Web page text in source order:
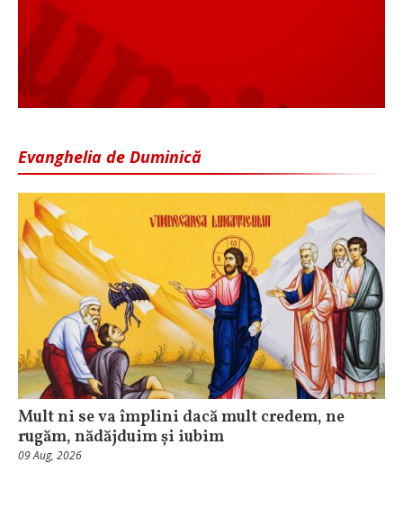
Evanghelia de Duminică
Mult ni se va împlini dacă mult credem, ne
rugăm, nădăjduim și iubim
09 Aug, 2026